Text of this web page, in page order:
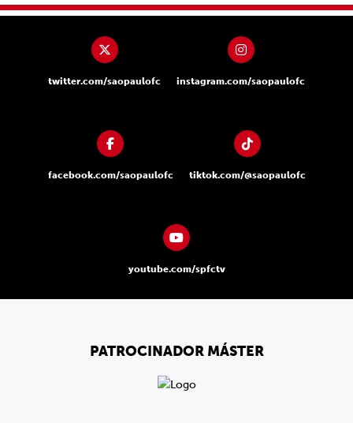
twitter.com/saopaulofc instagram.com/saopaulofc
facebook.com/saopaulofc tiktok.com/@saopaulofc
youtube.com/spfctv
PATROCINADOR MÁSTER